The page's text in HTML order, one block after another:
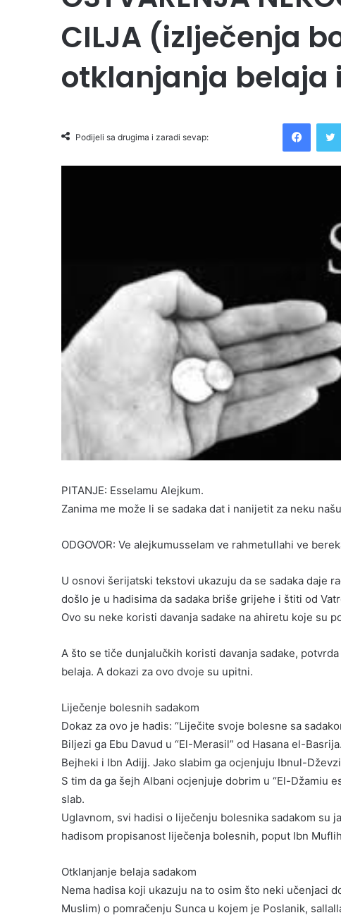
CILJA (izlječenja
otklanjanja belaja
Podijeli sa drugima i zaradi sevap:
PITANJE: Esselamu Alejkum.
Zanima me može li se sadaka dat i nanijetit za neku
ODGOVOR: Ve alejkumusselam ve rahmetullahi ve
U osnovi šerijatski tekstovi ukazuju da se sadaka daje
došlo je u hadisima da sadaka briše grijehe i štiti od
Ovo su neke koristi davanja sadake na ahiretu koje su
A što se tiče dunjalučkih koristi davanja sadake,
belaja. A dokazi za ovo dvoje su upitni.
Liječenje bolesnih sadakom
Dokaz za ovo je hadis: “Liječite svoje bolesne sa
Biljezi ga Ebu Davud u “El-Merasil” od Hasana el-
Bejheki i Ibn Adijj. Jako slabim ga ocjenjuju Ibnul-
S tim da ga šejh Albani ocjenjuje dobrim u “El-Džamiu
slab.
Uglavnom, svi hadisi o liječenju bolesnika sadakom su
hadisom propisanost liječenja bolesnih, poput Ibn
Otklanjanje belaja sadakom
Nema hadisa koji ukazuju na to osim što neki učenjaci
Muslim) o pomračenju Sunca u kojem je Poslanik,